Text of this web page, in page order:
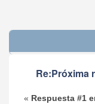
Re:Próxima
« Respuesta #1